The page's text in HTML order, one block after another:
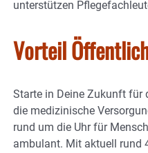
unterstützen
Vorteil
Starte in Deine Zukunft für
die medizinische
rund um die Uhr für
ambulant. Mit aktuell rund